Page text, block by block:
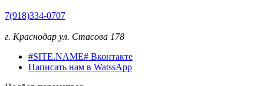
7(918)334-0707
г. Краснодар ул. Стасова 178
#SITE.NAME# Вконтакте
Написать нам в WatssApp